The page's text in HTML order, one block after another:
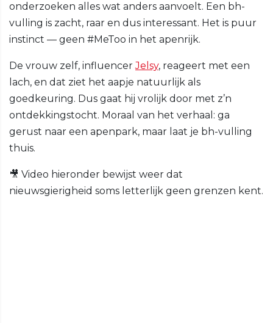
onderzoeken alles wat anders aanvoelt. Een bh-
vulling is zacht, raar en dus interessant. Het is puur
instinct — geen #MeToo in het apenrijk.
De vrouw zelf, influencerJelsy, reageert met een
lach, en dat ziet het aapje natuurlijk als
goedkeuring. Dus gaat hij vrolijk door met z’n
ontdekkingstocht. Moraal van het verhaal: ga
gerust naar een apenpark, maar laat je bh-vulling
thuis.
🎥 Video hieronder bewijst weer dat
nieuwsgierigheid soms letterlijk geen grenzen kent.